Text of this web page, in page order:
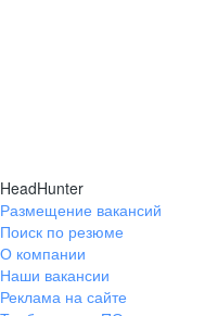
HeadHunter
Размещение вакансий
Поиск по резюме
О компании
Наши вакансии
Реклама на сайте